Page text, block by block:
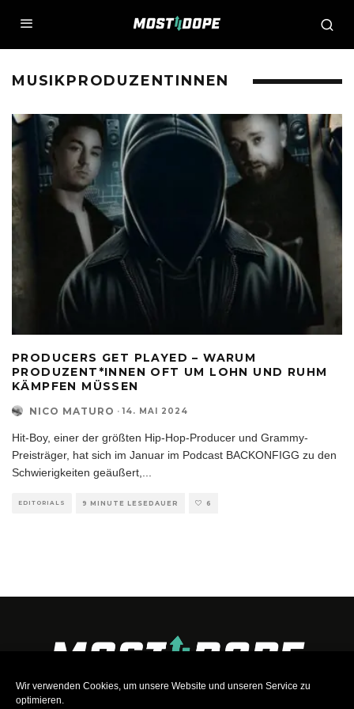
Wir verwenden Cookies, um unsere Website und unseren Service zu
optimieren.
MUSIKPRODUZENTINNEN
PRODUCERS GET PLAYED – WARUM
PRODUZENT*INNEN OFT UM LOHN UND RUHM
KÄMPFEN MÜSSEN
NICO MATURO · 14. MAI 2024
Hit-Boy, einer der größten Hip-Hop-Producer und Grammy-
Preisträger, hat sich im Januar im Podcast BACKONFIGG zu den
Schwierigkeiten geäußert,
EDITORIALS 9 MINUTE LESEDAUER 6